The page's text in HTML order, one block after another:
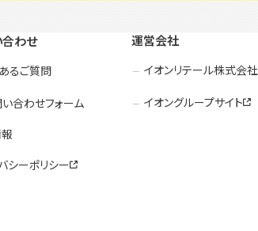
わせ
るご質問
合わせフォーム
シーポリシー
運営会社
イオンリテール株式会社
イオングループサイト